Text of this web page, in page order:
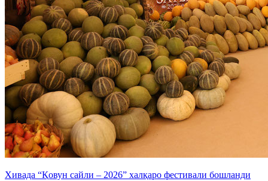
Хивада “Қовун сайли – 2026” халқаро фестивали бошланди